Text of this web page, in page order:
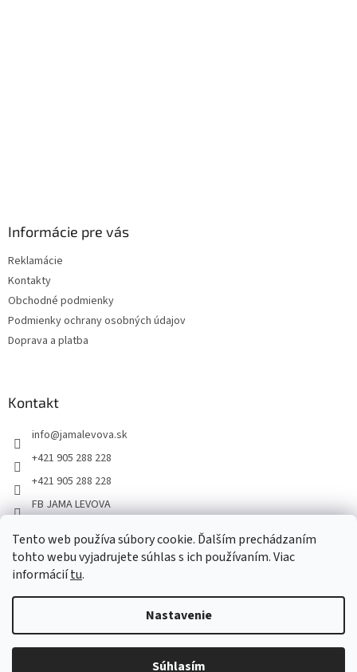
Tento web používa súbory cookie. Ďalším prechádzaním
tohto webu vyjadrujete súhlas s ich používaním. Viac
informáciítu.
Nastavenie
Súhlasím
Vážení zákazníci, z dôvodu dovoleniek môže v tomto období
dochádzať ku predĺženiu dodacích lehôt. Od 30.7. do 10.8. bude
pozastavený aj osobný odber na našom výdajnom mieste. Ďakujeme
Informácie pre vás
Reklamácie
Kontakty
Obchodné podmienky
Podmienky ochrany osobných údajov
Doprava a platba
Kontakt
info@jamalevova.sk
+421 905 288 228
+421 905 288 228
FB JAMA LEVOVA
JamaLevova
+421905288228
JAMA LEVOVA. Všetky práva vyhradené.